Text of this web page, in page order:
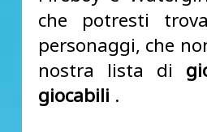
che potresti
personaggi, che
nostra lista di
giocabili .